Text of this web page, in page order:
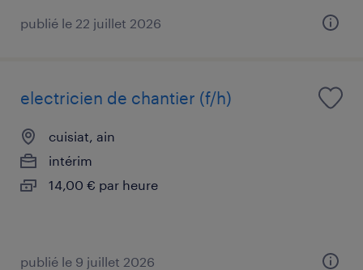
publié le 22 juillet 2026
electricien de chantier (f/h)
cuisiat, ain
intérim
14,00 € par heure
publié le 9 juillet 2026